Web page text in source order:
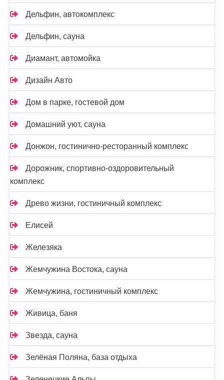
Дельфин, автокомплекс
Дельфин, сауна
Диамант, автомойка
Дизайн Авто
Дом в парке, гостевой дом
Домашний уют, сауна
Донжон, гостинично-ресторанный комплекс
Дорожник, спортивно-оздоровительный
комплекс
Древо жизни, гостиничный комплекс
Елисей
Железяка
Жемчужина Востока, сауна
Жемчужина, гостиничный комплекс
Живица, баня
Звезда, сауна
Зелёная Поляна, база отдыха